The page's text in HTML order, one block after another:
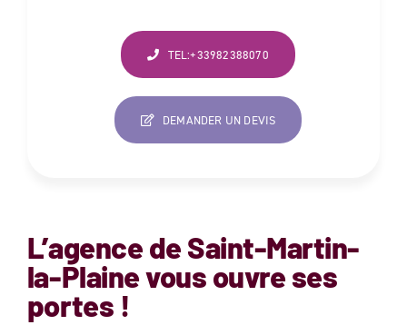
L’agence deSaint-Martin-
la-Plainevous ouvre ses
portes !
TEL:+33982388070
DEMANDER UN DEVIS